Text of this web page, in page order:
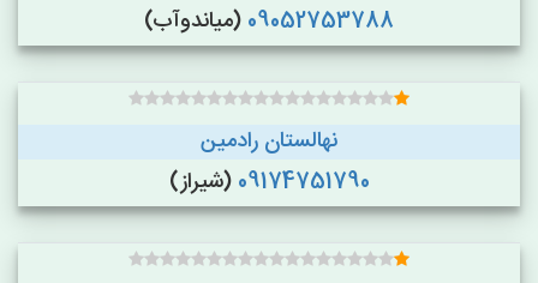
09052753788 (میاندوآب)
نهالستان رادمین
09174751790 (شیراز)